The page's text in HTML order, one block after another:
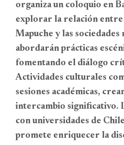
organiza un coloquio en
explorar la relación entre
Mapuche y las sociedades
abordarán prácticas
fomentando el diálogo
Actividades culturales
sesiones académicas,
intercambio significativo.
con universidades de
promete enriquecer la